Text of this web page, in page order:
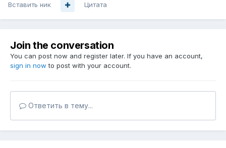
Вставить ник Цитата
Join the conversation
You can post now and register later. If you have an account,
sign in now to post with your account.
Ответить в тему...